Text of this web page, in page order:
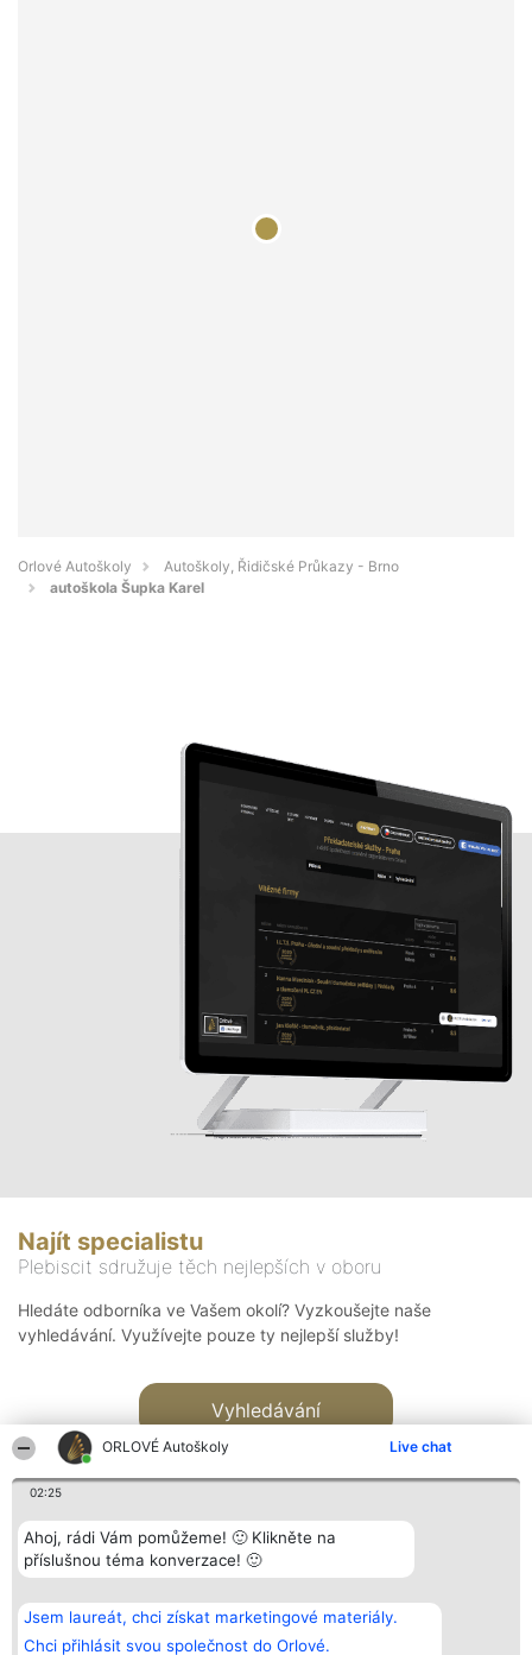
ORLOVÉ Autoškoly Live chat
02:25
Ahoj, rádi Vám pomůžeme! 🙂 Klikněte na
příslušnou téma konverzace! 🙂
Jsem laureát, chci získat marketingové materiály.
Chci přihlásit svou společnost do Orlové.
Orlové Autoškoly
Autoškoly, Řidičské Průkazy - Brno
autoškola Šupka Karel
Najít specialistu
Plebiscit sdružuje těch nejlepších v oboru
Hledáte odborníka ve Vašem okolí? Vyzkoušejte naše
vyhledávání. Využívejte pouze ty nejlepší služby!
Vyhledávání
Bright Side Solutions sp. z o.
o. sp. k.
ul. Ruska 22
Vítězové
Seznam všech
laureátů
Kontakt